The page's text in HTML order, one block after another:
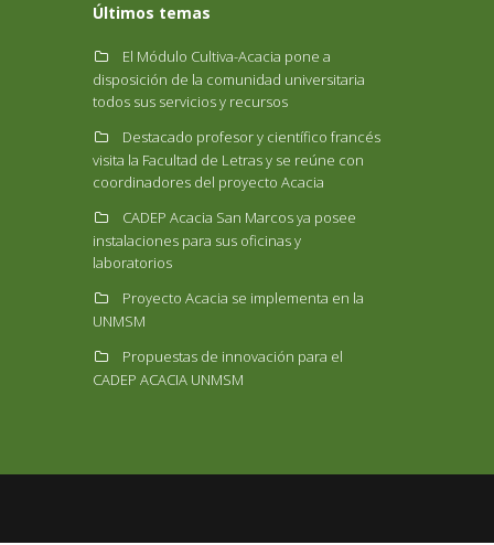
Últimos temas
El Módulo Cultiva-Acacia pone a
disposición de la comunidad universitaria
todos sus servicios y recursos
Destacado profesor y científico francés
visita la Facultad de Letras y se reúne con
coordinadores del proyecto Acacia
CADEP Acacia San Marcos ya posee
instalaciones para sus oficinas y
laboratorios
Proyecto Acacia se implementa en la
UNMSM
Propuestas de innovación para el
CADEP ACACIA UNMSM